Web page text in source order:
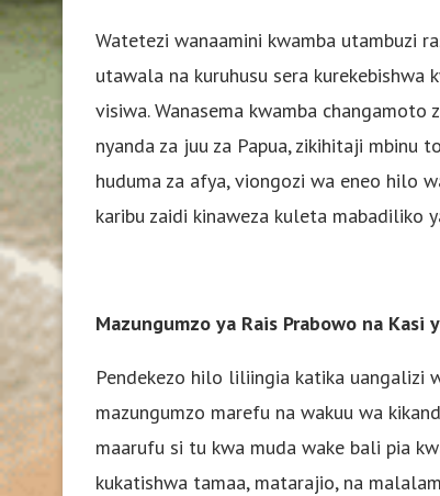
Watetezi wanaamini kwamba utambuzi
utawala na kuruhusu sera kurekebishwa
visiwa. Wanasema kwamba
nyanda za juu za Papua, zikihitaji mbinu
huduma za afya, viongozi wa eneo hilo
karibu zaidi kinaweza kuleta mabadiliko
Mazungumzo ya Rais Prabowo na Kasi
Pendekezo hilo liliingia katika uangalizi
mazungumzo marefu na wakuu wa
maarufu si tu kwa muda wake bali pia
kukatishwa tamaa, matarajio, na